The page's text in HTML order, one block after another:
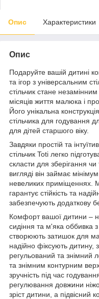
Опис Характеристики
Опис
Подаруйте вашій дитині
та ігор з універсальним
стільчик стане
місяців життя малюка і
Його унікальна
стільчика для годування
для дітей старшого віку.
Завдяки простій та
стільчик Toti легко
скласти для зберігання
вигляді він займає
невеликих приміщеннях.
гарантує стійкість та
забезпечують додаткову
Комфорт вашої дитини –
сидіння та м'яка оббивка з
створюють затишок для
надійно фіксують дитину,
регульований та знімний
та знімним контурним
зручність під час
регулювання довжини
зріст дитини, а